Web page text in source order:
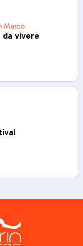
Marco
da vivere